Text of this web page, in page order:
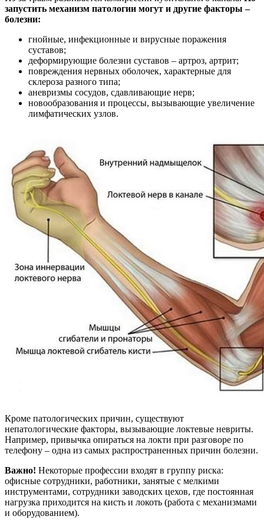
запустить механизм патологии могут и другие факторы –
болезни:
гнойные, инфекционные и вирусные поражения
суставов;
деформирующие болезни суставов – артроз, артрит;
повреждения нервных оболочек, характерные для
склероза разного типа;
аневризмы сосудов, сдавливающие нерв;
новообразования и процессы, вызывающие увеличение
лимфатических узлов.
Кроме патологических причин, существуют
непатологические факторы, вызывающие локтевые невриты.
Например, привычка опираться на локти при разговоре по
телефону – одна из самых распространенных причин болезни.
Важно! Некоторые профессии входят в группу риска:
офисные сотрудники, работники, занятые с мелкими
инструментами, сотрудники заводских цехов, где постоянная
нагрузка приходится на кисть и локоть (работа с механизмами
и оборудованием).